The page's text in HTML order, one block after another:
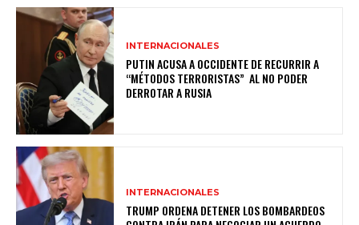
INTERNACIONALES
PUTIN ACUSA A OCCIDENTE DE RECURRIR A
“MÉTODOS TERRORISTAS” AL NO PODER
DERROTAR A RUSIA
INTERNACIONALES
TRUMP ORDENA DETENER LOS BOMBARDEOS